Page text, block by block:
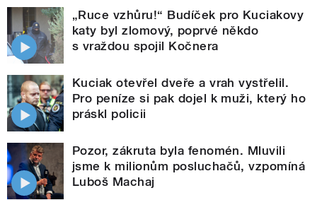
„Ruce vzhůru!“ Budíček pro Kuciakovy
katy byl zlomový, poprvé někdo
s vraždou spojil Kočnera
Kuciak otevřel dveře a vrah vystřelil.
Pro peníze si pak dojel k muži, který ho
práskl policii
Pozor, zákruta byla fenomén. Mluvili
jsme k milionům posluchačů, vzpomíná
Luboš Machaj